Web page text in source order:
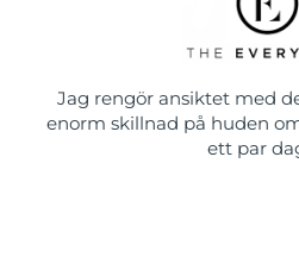
Jag rengör ansiktet med
enorm skillnad på huden
ett par